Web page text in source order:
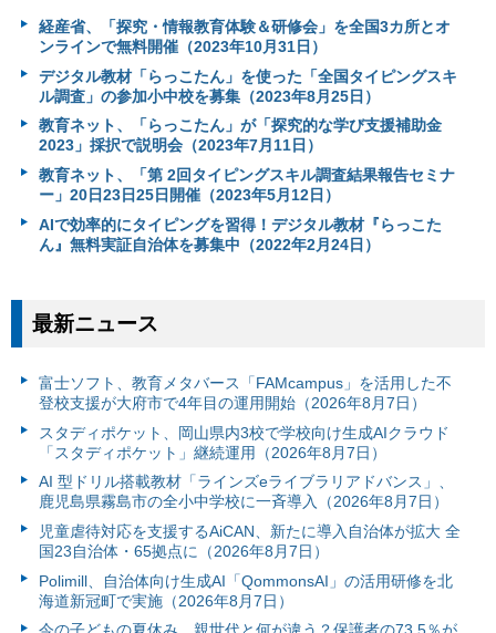
経産省、「探究・情報教育体験＆研修会」を全国3カ所とオ
ンラインで無料開催（2023年10月31日）
デジタル教材「らっこたん」を使った「全国タイピングスキ
ル調査」の参加小中校を募集（2023年8月25日）
教育ネット、「らっこたん」が「探究的な学び支援補助金
2023」採択で説明会（2023年7月11日）
教育ネット、「第 2回タイピングスキル調査結果報告セミナ
ー」20日23日25日開催（2023年5月12日）
AIで効率的にタイピングを習得！デジタル教材『らっこた
ん』無料実証自治体を募集中（2022年2月24日）
最新ニュース
富⼠ソフト、教育メタバース「FAMcampus」を活用した不
登校支援が大府市で4年目の運用開始（2026年8月7日）
スタディポケット、岡山県内3校で学校向け生成AIクラウド
「スタディポケット」継続運用（2026年8月7日）
AI 型ドリル搭載教材「ラインズeライブラリアドバンス」、
鹿児島県霧島市の全小中学校に一斉導入（2026年8月7日）
児童虐待対応を支援するAiCAN、新たに導入自治体が拡大 全
国23自治体・65拠点に（2026年8月7日）
Polimill、自治体向け生成AI「QommonsAI」の活用研修を北
海道新冠町で実施（2026年8月7日）